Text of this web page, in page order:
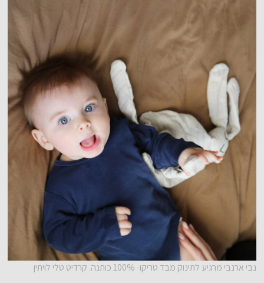
נבי ארנבי מרגיע לתינוק מבד טריקו- 100% כותנה. קרדיט טלי לויתין